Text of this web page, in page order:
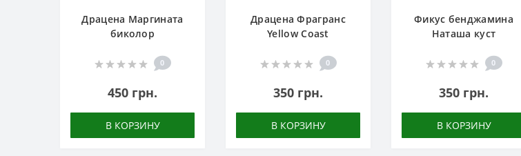
Драцена Маргината
биколор
0
450 грн.
В КОРЗИНУ
Драцена Фрагранс
Yellow Coast
0
350 грн.
В КОРЗИНУ
Фикус бенджамина
Наташа куст
0
350 грн.
В КОРЗИНУ